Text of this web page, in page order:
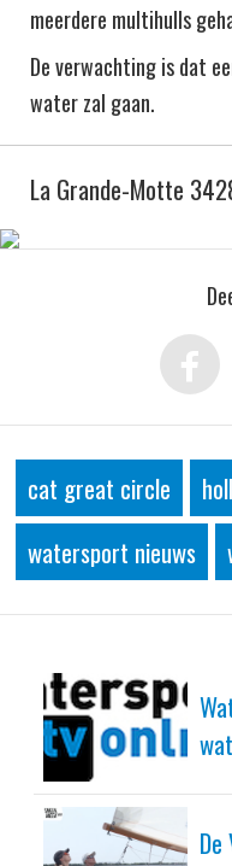
meerdere multihulls
De verwachting is dat
water zal gaan.
La Grande-Motte
cat great circle
watersport nieuws